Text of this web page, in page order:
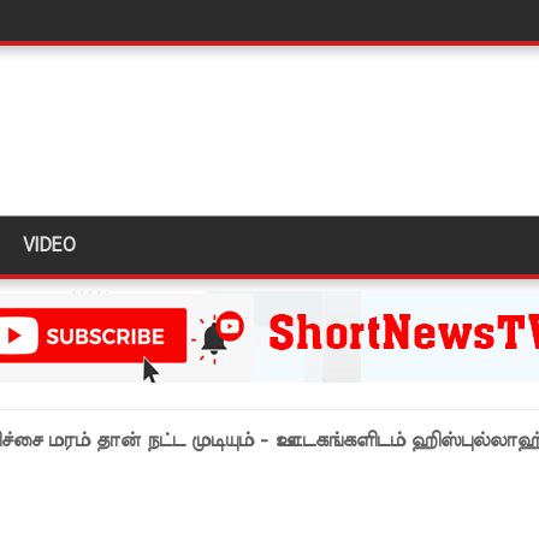
கடவுச்சீட்டுகள் நிராகரிப்பு - முஜீப் எம்.பி.
கடும் போக்குவரத்து!
431 பறிமுதல்!
- எச்சரிக்கை!
VIDEO
மரம் தான் நட்ட முடியும் - ஊடகங்களிடம்